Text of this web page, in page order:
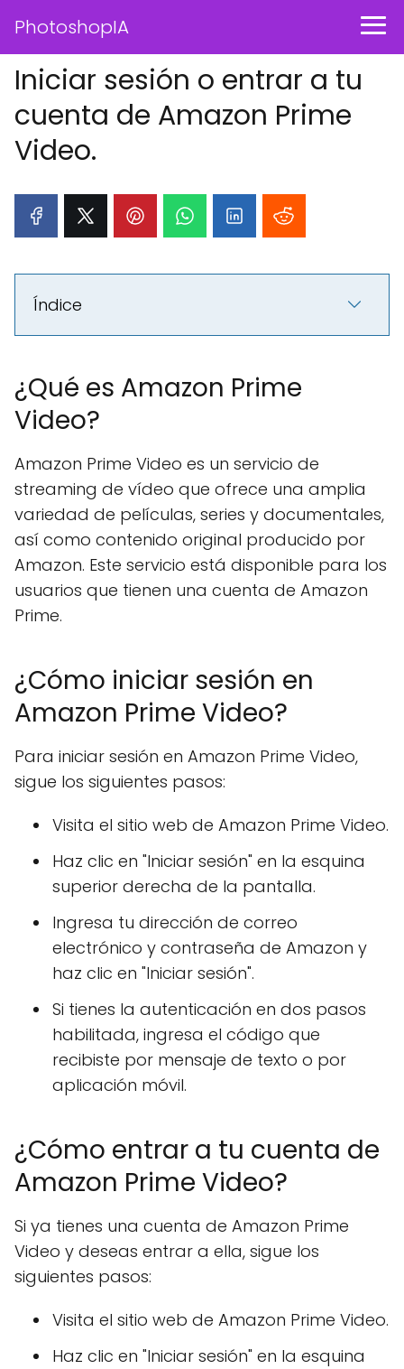
PhotoshopIA
Iniciar sesión o entrar a tu
cuenta de Amazon Prime
Video.
Índice
¿Qué es Amazon Prime
Video?
Amazon Prime Video es un servicio de
streaming de vídeo que ofrece una amplia
variedad de películas, series y documentales,
así como contenido original producido por
Amazon. Este servicio está disponible para los
usuarios que tienen una cuenta de Amazon
Prime.
¿Cómo iniciar sesión en
Amazon Prime Video?
Para iniciar sesión en Amazon Prime Video,
sigue los siguientes pasos:
Visita el sitio web de Amazon Prime Video.
Haz clic en "Iniciar sesión" en la esquina
superior derecha de la pantalla.
Ingresa tu dirección de correo
electrónico y contraseña de Amazon y
haz clic en "Iniciar sesión".
Si tienes la autenticación en dos pasos
habilitada, ingresa el código que
recibiste por mensaje de texto o por
aplicación móvil.
¿Cómo entrar a tu cuenta de
Amazon Prime Video?
Si ya tienes una cuenta de Amazon Prime
Video y deseas entrar a ella, sigue los
siguientes pasos:
Visita el sitio web de Amazon Prime Video.
Haz clic en "Iniciar sesión" en la esquina